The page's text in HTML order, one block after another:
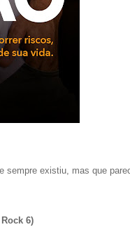
sempre existiu, mas que
6)